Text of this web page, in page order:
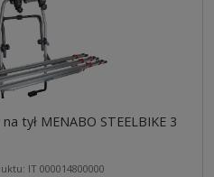
tył MENABO STEELBIKE 3
IT 000014800000